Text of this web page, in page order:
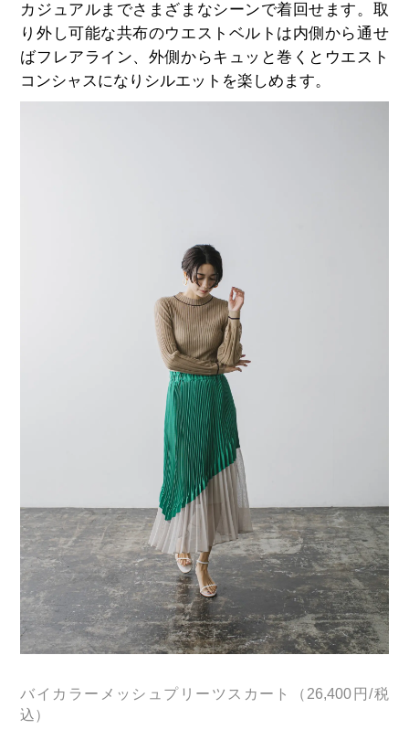
カジュアルまでさまざまなシーンで着回せます。取
り外し可能な共布のウエストベルトは内側から通せ
ばフレアライン、外側からキュッと巻くとウエスト
コンシャスになりシルエットを楽しめます。
バイカラーメッシュプリーツスカート（26,400円/税
込）